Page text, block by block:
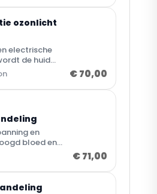
energie
doffe huid)
van
ozonlicht
electrische
de huid
een
zichtbaar
geschikt voor
€ 70,00
en
bloed en
herstel
active
door de
€ 71,00